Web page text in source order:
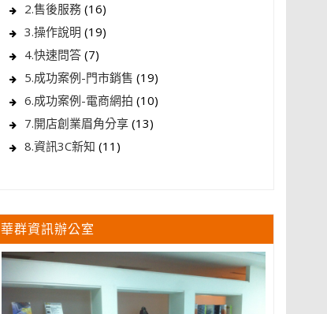
2.售後服務 (16)
3.操作說明 (19)
4.快速問答 (7)
5.成功案例-門市銷售 (19)
6.成功案例-電商網拍 (10)
7.開店創業眉角分享 (13)
8.資訊3C新知 (11)
華群資訊辦公室